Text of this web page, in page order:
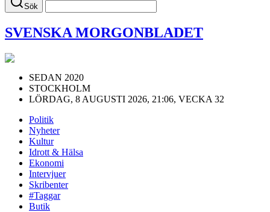
Sök
SVENSKA MORGONBLADET
SEDAN 2020
STOCKHOLM
LÖRDAG, 8 AUGUSTI 2026, 21:06, VECKA 32
Politik
Nyheter
Kultur
Idrott & Hälsa
Ekonomi
Intervjuer
Skribenter
#Taggar
Butik